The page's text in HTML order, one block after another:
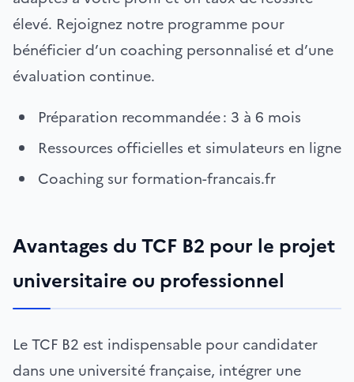
élevé. Rejoignez notre programme pour
bénéficier d’un coaching personnalisé et d’une
évaluation continue.
Préparation recommandée : 3 à 6 mois
Ressources officielles et simulateurs en ligne
Coaching sur formation-francais.fr
Avantages du TCF B2 pour le projet
universitaire ou professionnel
Le TCF B2 est indispensable pour candidater
dans une université française, intégrer une